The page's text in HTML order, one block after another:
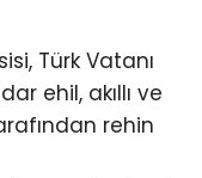
Türk Vatanı
ehil, akıllı ve
rehin